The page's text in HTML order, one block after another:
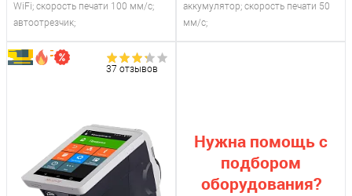
WiFi; скорость печати 100 мм/с;
автоотрезчик;
аккумулятор; скорость печати 50
мм/с;
37 отзывов
Нужна помощь с
подбором
оборудования?